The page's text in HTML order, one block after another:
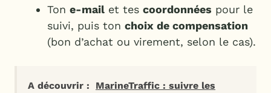
Ton e-mail et tes coordonnées pour le
suivi, puis ton choix de compensation
(bon d’achat ou virement, selon le cas).
A découvrir :
MarineTraffic : suivre les